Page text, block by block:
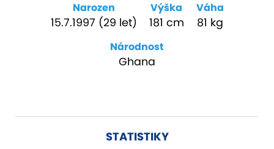
Narozen
15.7.1997 (29 let)
Výška
181 cm
Váha
81 kg
Národnost
Ghana
STATISTIKY